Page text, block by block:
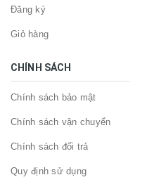
Đăng ký
Giỏ hàng
CHÍNH SÁCH
Chính sách bảo mật
Chính sách vận chuyển
Chính sách đổi trả
Quy định sử dụng